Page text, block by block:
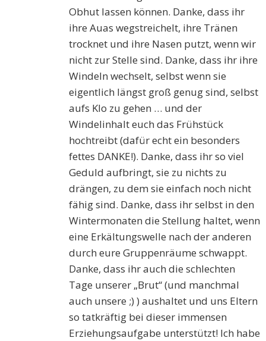
Obhut lassen können. Danke, dass ihr
ihre Auas wegstreichelt, ihre Tränen
trocknet und ihre Nasen putzt, wenn wir
nicht zur Stelle sind. Danke, dass ihr ihre
Windeln wechselt, selbst wenn sie
eigentlich längst groß genug sind, selbst
aufs Klo zu gehen … und der
Windelinhalt euch das Frühstück
hochtreibt (dafür echt ein besonders
fettes DANKE!). Danke, dass ihr so viel
Geduld aufbringt, sie zu nichts zu
drängen, zu dem sie einfach noch nicht
fähig sind. Danke, dass ihr selbst in den
Wintermonaten die Stellung haltet, wenn
eine Erkältungswelle nach der anderen
durch eure Gruppenräume schwappt.
Danke, dass ihr auch die schlechten
Tage unserer „Brut“ (und manchmal
auch unsere ;) ) aushaltet und uns Eltern
so tatkräftig bei dieser immensen
Erziehungsaufgabe unterstützt! Ich habe